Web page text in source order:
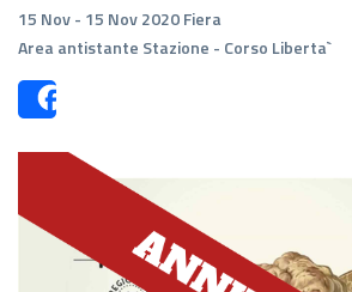
15 Nov - 15 Nov 2020 Fiera
Area antistante Stazione - Corso Liberta`